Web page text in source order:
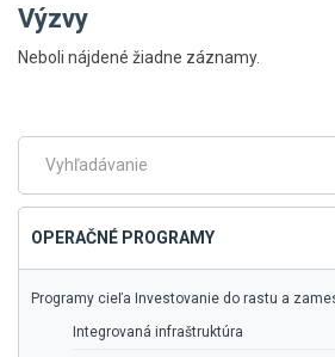
Výzvy
Neboli nájdené žiadne záznamy.
menu
Fulltextové
OPERAČNÉ PROGRAMY
Programy cieľa Investovanie do rastu a
Integrovaná infraštruktúra